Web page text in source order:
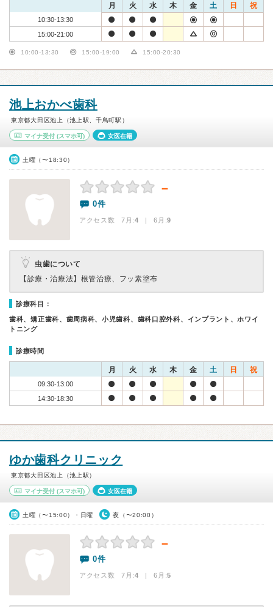
月 火 水 木 金 土 日 祝
10:30-13:30
15:00-21:00
10:00-13:30 15:00-19:00 15:00-20:30
池上おかべ歯科
東京都大田区池上（池上駅、千鳥町駅）
マイナ受付 (スマホ可) 女医在籍
土曜（〜18:30）
－
0件
アクセス数 7月:4 | 6月:9
虫歯について
【診療・治療法】 根管治療、フッ素塗布
診療科目：
歯科、矯正歯科、歯周病科、小児歯科、歯科口腔外科、インプラント、ホワイ
トニング
診療時間
月 火 水 木 金 土 日 祝
09:30-13:00
14:30-18:30
ゆか歯科クリニック
東京都大田区池上（池上駅）
マイナ受付 (スマホ可) 女医在籍
土曜（〜15:00）・日曜 夜（〜20:00）
－
0件
アクセス数 7月:4 | 6月:5